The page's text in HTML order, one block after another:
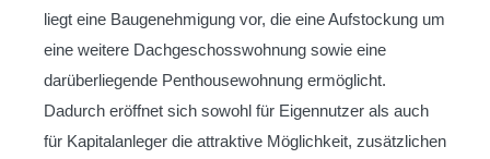
liegt eine Baugenehmigung vor, die eine Aufstockung um
eine weitere Dachgeschosswohnung sowie eine
darüberliegende Penthousewohnung ermöglicht.
Dadurch eröffnet sich sowohl für Eigennutzer als auch
für Kapitalanleger die attraktive Möglichkeit, zusätzlichen